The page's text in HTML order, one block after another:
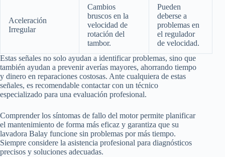
Aceleración
Irregular
Cambios
bruscos en la
velocidad de
rotación del
tambor.
Pueden
deberse a
problemas en
el regulador
de velocidad.
Estas señales no solo ayudan a identificar problemas, sino que
también ayudan a prevenir averías mayores, ahorrando tiempo
y dinero en reparaciones costosas. Ante cualquiera de estas
señales, es recomendable contactar con un técnico
especializado para una evaluación profesional.
Comprender los síntomas de fallo del motor permite planificar
el mantenimiento de forma más eficaz y garantiza que su
lavadora Balay funcione sin problemas por más tiempo.
Siempre considere la asistencia profesional para diagnósticos
precisos y soluciones adecuadas.